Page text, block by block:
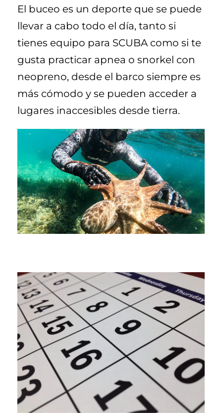
El buceo es un deporte que se puede
llevar a cabo todo el día, tanto si
tienes equipo para SCUBA como si te
gusta practicar apnea o snorkel con
neopreno, desde el barco siempre es
más cómodo y se pueden acceder a
lugares inaccesibles desde tierra.